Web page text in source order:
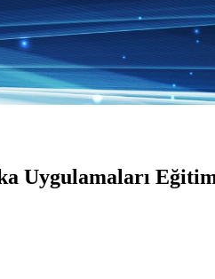
Uygulamaları